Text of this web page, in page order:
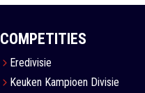
COMPETITIES
Eredivisie
Keuken Kampioen Divisie